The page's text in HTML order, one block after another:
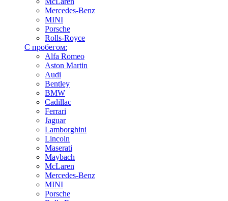
Mercedes-Benz
MINI
Porsche
Rolls-Royce
С пробегом:
Alfa Romeo
Aston Martin
Audi
Bentley
BMW
Cadillac
Ferrari
Jaguar
Lamborghini
Lincoln
Maserati
Maybach
McLaren
Mercedes-Benz
MINI
Porsche